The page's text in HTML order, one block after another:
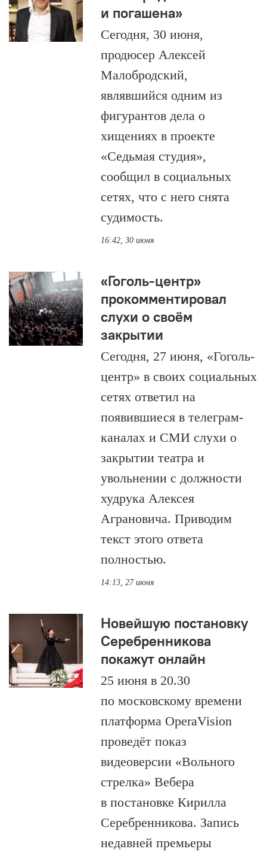
и погашена»
Сегодня, 30 июня,
продюсер Алексей
Малобродский,
являвшийся одним из
фигурантов дела о
хищениях в проекте
«Седьмая студия»,
сообщил в социальных
сетях, что с него снята
судимость.
16:42, 30 июня
«Гоголь-центр»
прокомментировал
слухи о своём
закрытии
Сегодня, 27 июня, «Гоголь-
центр» в своих социальных
сетях ответил на
появившиеся в телеграм-
каналах и СМИ слухи о
закрытии театра и
увольнении с должности
худрука Алексея
Аграновича. Приводим
текст этого ответа
полностью.
14:13, 27 июня
Новейшую постановку
Серебренникова
покажут онлайн
25 июня в 20.30
по московскому времени
платформа OperaVision
проведёт показ
видеоверсии «Вольного
стрелка» Вебера
в постановке Кирилла
Серебренникова. Запись
недавней премьеры